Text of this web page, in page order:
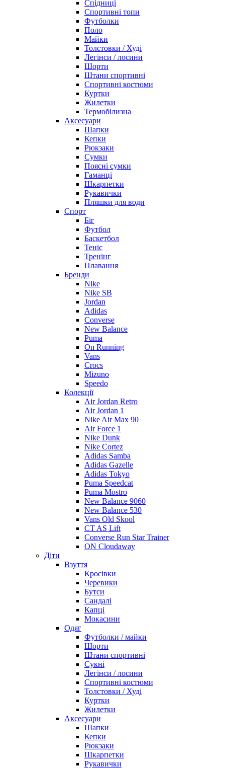
Спідниці
Спортивні топи
Футболки
Поло
Майки
Толстовки / Худі
Легінси / лосини
Шорти
Штани спортивні
Спортивні костюми
Куртки
Жилетки
Термобілизна
Аксесуари
Шапки
Кепки
Рюкзаки
Сумки
Поясні сумки
Гаманці
Шкарпетки
Рукавички
Пляшки для води
Спорт
Біг
Футбол
Баскетбол
Теніс
Тренінг
Плавання
Бренди
Nike
Nike SB
Jordan
Adidas
Converse
New Balance
Puma
On Running
Vans
Crocs
Mizuno
Speedo
Колекції
Air Jordan Retro
Air Jordan 1
Nike Air Max 90
Air Force 1
Nike Dunk
Nike Cortez
Adidas Samba
Adidas Gazelle
Adidas Tokyo
Puma Speedcat
Puma Mostro
New Balance 9060
New Balance 530
Vans Old Skool
CT AS Lift
Converse Run Star Trainer
ON Cloudaway
Діти
Взуття
Кросівки
Черевики
Бутси
Сандалі
Капці
Мокасини
Одяг
Футболки / майки
Шорти
Штани спортивні
Сукні
Легінси / лосини
Спортивні костюми
Толстовки / Худі
Куртки
Жилетки
Аксесуари
Шапки
Кепки
Рюкзаки
Шкарпетки
Рукавички